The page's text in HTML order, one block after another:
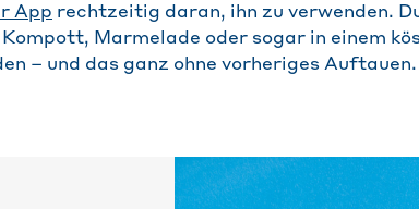
App rechtzeitig daran, ihn zu verwenden.
Marmelade oder sogar in einem
– und das ganz ohne vorheriges Auftauen.